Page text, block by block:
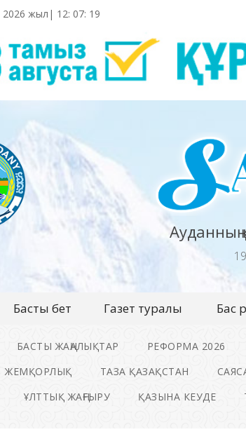
2026 жыл| 12: 07: 20
Ауданның
Басты бет Газет туралы Бас
БАСТЫ ЖАҢАЛЫҚТАР РЕФОРМА 2026
ЖЕМҚОРЛЫҚ
ТАЗА ҚАЗАҚСТАН
ҰЛТТЫҚ ЖАҢҒЫРУ
ҚАЗЫНА КЕУДЕ